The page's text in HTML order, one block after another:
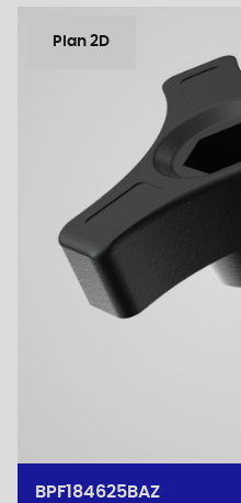
Plan 2D
BPF184625BAZ